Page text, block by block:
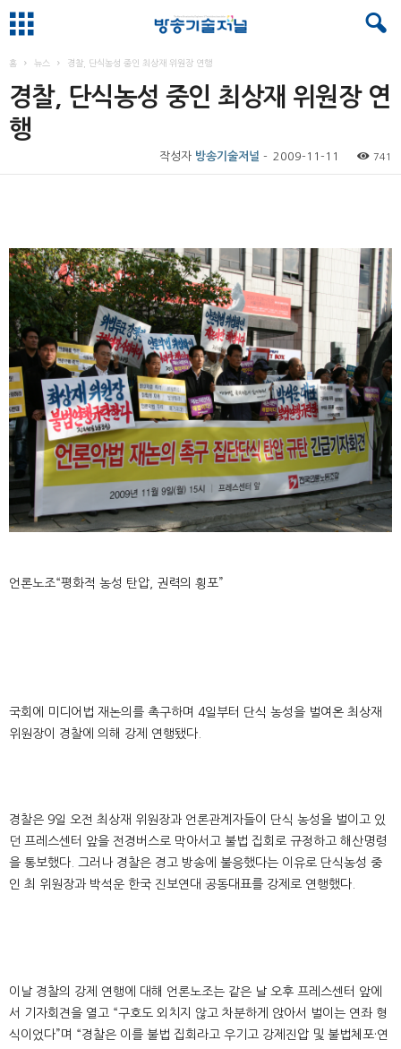
홈 뉴스 경찰, 단식농성 중인 최상재 위원장 연행
경찰, 단식농성 중인 최상재 위원장 연
행
작성자 방송기술저널 - 2009-11-11 741
언론노조“평화적 농성 탄압, 권력의 횡포”
국회에 미디어법 재논의를 촉구하며 4일부터 단식 농성을 벌여온 최상재
위원장이 경찰에 의해 강제 연행됐다.
경찰은 9일 오전 최상재 위원장과 언론관계자들이 단식 농성을 벌이고 있
던 프레스센터 앞을 전경버스로 막아서고 불법 집회로 규정하고 해산명령
을 통보했다. 그러나 경찰은 경고 방송에 불응했다는 이유로 단식농성 중
인 최 위원장과 박석운 한국 진보연대 공동대표를 강제로 연행했다.
이날 경찰의 강제 연행에 대해 언론노조는 같은 날 오후 프레스센터 앞에
서 기자회견을 열고 “구호도 외치지 않고 차분하게 앉아서 벌이는 연좌 형
식이었다”며 “경찰은 이를 불법 집회라고 우기고 강제진압 및 불법체포·연